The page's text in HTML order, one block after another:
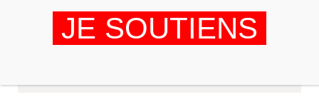
Yvke Mundial
JE SOUTIENS